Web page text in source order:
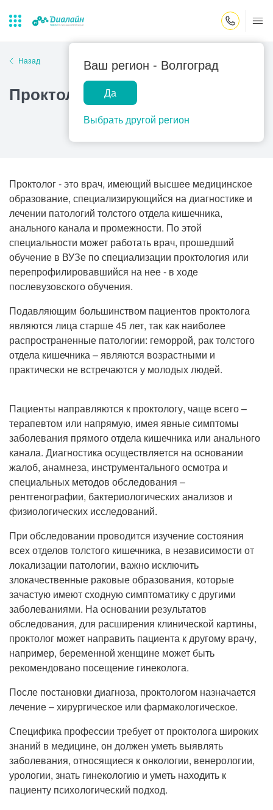
Ваш регион - Волгоград
Да
Выбрать другой регион
Лаборатории
Центр помощи
на дому
Закрыть поиск
Популярные запросы
Прием гинеколога
Прием гастроэнтеролога
Прием офтальмолога
Прием хирурга
Прием кардиолога
Назад
Проктолог
Проктолог - это врач, имеющий высшее медицинское
образование, специализирующийся на диагностике и
лечении патологий толстого отдела кишечника,
анального канала и промежности. По этой
специальности может работать врач, прошедший
обучение в ВУЗе по специализации проктология или
перепрофилировавшийся на нее - в ходе
послевузовского обучения.
Подавляющим большинством пациентов проктолога
являются лица старше 45 лет, так как наиболее
распространенные патологии: геморрой, рак толстого
отдела кишечника – являются возрастными и
практически не встречаются у молодых людей.
Пациенты направляются к проктологу, чаще всего –
терапевтом или напрямую, имея явные симптомы
заболевания прямого отдела кишечника или анального
канала. Диагностика осуществляется на основании
жалоб, анамнеза, инструментального осмотра и
специальных методов обследования –
рентгенографии, бактериологических анализов и
физиологических исследований.
При обследовании проводится изучение состояния
всех отделов толстого кишечника, в независимости от
локализации патологии, важно исключить
злокачественные раковые образования, которые
зачастую имеют сходную симптоматику с другими
заболеваниями. На основании результатов
обследования, для расширения клинической картины,
проктолог может направить пациента к другому врачу,
например, беременной женщине может быть
рекомендовано посещение гинеколога.
После постановки диагноза, проктологом назначается
лечение – хирургическое или фармакологическое.
Специфика профессии требует от проктолога широких
знаний в медицине, он должен уметь выявлять
заболевания, относящиеся к онкологии, венерологии,
урологии, знать гинекологию и уметь находить к
пациенту психологический подход.